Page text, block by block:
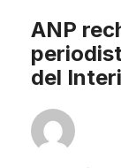
ANP
del